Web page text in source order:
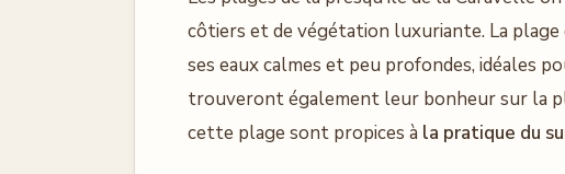
côtiers et de végétation luxuriante. La
ses eaux calmes et peu profondes, idéales
trouveront également leur bonheur sur la
cette plage sont propices à la pratique du